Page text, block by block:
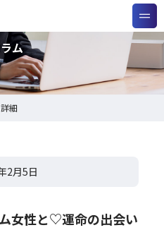
ム
細
2月5日
ム女性と♡運命の出会い